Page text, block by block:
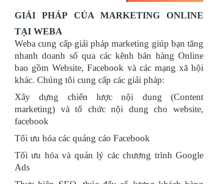
GIẢI PHÁP CỦA MARKETING ONLINE
TẠI WEBA
Weba cung cấp giải pháp marketing giúp bạn tăng
nhanh doanh số qua các kênh bán hàng Online
bao gồm Website, Facebook và các mạng xã hội
khác. Chúng tôi cung cấp các giải pháp:
Xây dựng chiến lược nội dung (Content
marketing) và tổ chức nội dung cho website,
facebook
Tối ưu hóa các quảng cáo Facebook
Tối ưu hóa và quản lý các chương trình Google
Ads